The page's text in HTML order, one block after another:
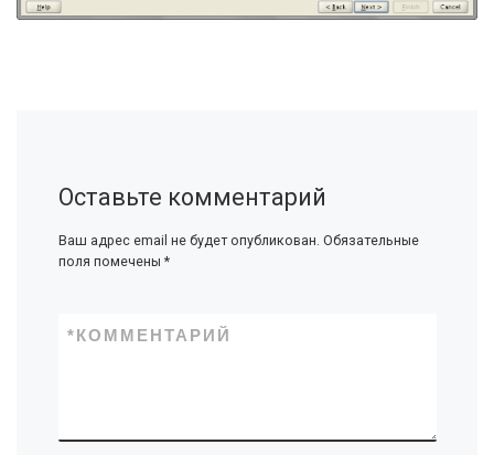
Оставьте комментарий
Ваш адрес email не будет опубликован. Обязательные
поля помечены *
КОММЕНТАРИЙ
*